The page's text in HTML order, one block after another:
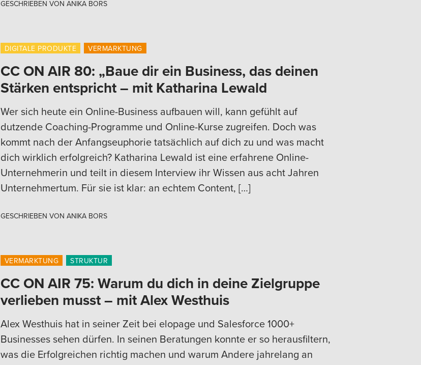
GESCHRIEBEN VON ANIKA BORS
DIGITALE PRODUKTE VERMARKTUNG
CC ON AIR 80: „Baue dir ein Business, das deinen
Stärken entspricht – mit Katharina Lewald
Wer sich heute ein Online-Business aufbauen will, kann gefühlt auf
dutzende Coaching-Programme und Online-Kurse zugreifen. Doch was
kommt nach der Anfangseuphorie tatsächlich auf dich zu und was macht
dich wirklich erfolgreich? Katharina Lewald ist eine erfahrene Online-
Unternehmerin und teilt in diesem Interview ihr Wissen aus acht Jahren
Unternehmertum. Für sie ist klar: an echtem Content, […]
GESCHRIEBEN VON ANIKA BORS
VERMARKTUNG STRUKTUR
CC ON AIR 75: Warum du dich in deine Zielgruppe
verlieben musst – mit Alex Westhuis
Alex Westhuis hat in seiner Zeit bei elopage und Salesforce 1000+
Businesses sehen dürfen. In seinen Beratungen konnte er so herausfiltern,
was die Erfolgreichen richtig machen und warum Andere jahrelang an